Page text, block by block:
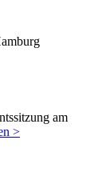
am
>